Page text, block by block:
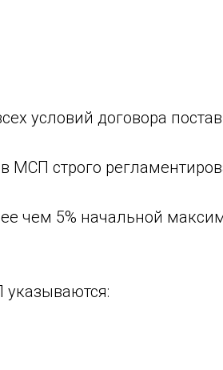
условий договора
МСП строго
чем 5% начальной